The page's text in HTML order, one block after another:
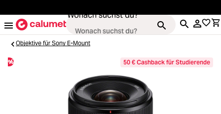
Wonach suchst du?
Kameras
Objektive
Objektive für Sony E-Mount
% 50 € Cashback für Studierende